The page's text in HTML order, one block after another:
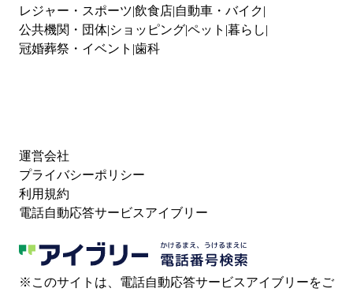
レジャー・スポーツ 飲食店 自動車・バイク
公共機関・団体 ショッピングペット 暮らし
冠婚葬祭・イベント 歯科
運営会社
プライバシーポリシー
利用規約
電話自動応答サービスアイブリー
※このサイトは、電話自動応答サービスアイブリーをご